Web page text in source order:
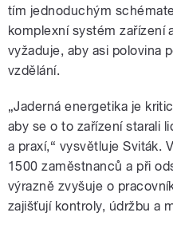
tím jednoduchým
komplexní systém zařízení
vyžaduje, aby asi polovina
vzdělání.
„Jaderná energetika je
aby se o to zařízení starali
a praxí,“ vysvětluje Sviták.
1500 zaměstnanců a při
výrazně zvyšuje o
zajišťují kontroly, údržbu a